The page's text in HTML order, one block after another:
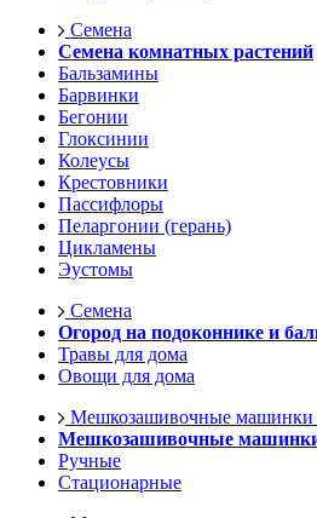
Семена
Семена комнатных растений
Бальзамины
Барвинки
Бегонии
Глоксинии
Колеусы
Крестовники
Пассифлоры
Пеларгонии (герань)
Цикламены
Эустомы
Семена
Огород на подоконнике и
Травы для дома
Овощи для дома
Мешкозашивочные машинки
Мешкозашивочные
Ручные
Стационарные